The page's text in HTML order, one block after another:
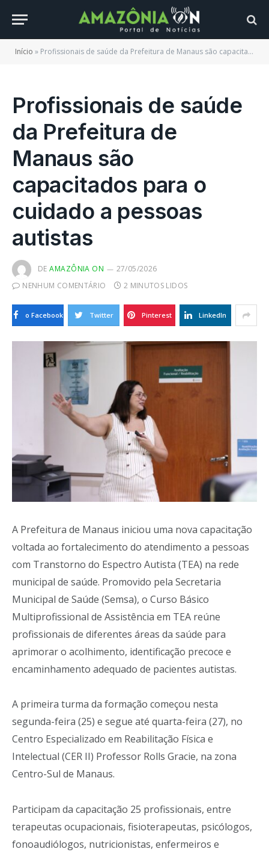
Início » Profissionais de saúde da Prefeitura de Manaus são capacitados para o cuidado a pessoas autistas
Profissionais de saúde
da Prefeitura de
Manaus são
capacitados para o
cuidado a pessoas
autistas
DE AMAZÔNIA ON
27/05/2026
NENHUM COMENTÁRIO
2 MINUTOS LIDOS
o Facebook Twitter Pinterest LinkedIn
A Prefeitura de Manaus iniciou uma nova capacitação
voltada ao fortalecimento do atendimento a pessoas
com Transtorno do Espectro Autista (TEA) na rede
municipal de saúde. Promovido pela Secretaria
Municipal de Saúde (Semsa), o Curso Básico
Multiprofissional de Assistência em TEA reúne
profissionais de diferentes áreas da saúde para
aprimorar o acolhimento, identificação precoce e
encaminhamento adequado de pacientes autistas.
A primeira turma da formação começou nesta
segunda-feira (25) e segue até quarta-feira (27), no
Centro Especializado em Reabilitação Física e
Intelectual (CER II) Professor Rolls Gracie, na zona
Centro-Sul de Manaus.
Participam da capacitação 25 profissionais, entre
terapeutas ocupacionais, fisioterapeutas, psicólogos,
fonoaudiólogos, nutricionistas, enfermeiros e